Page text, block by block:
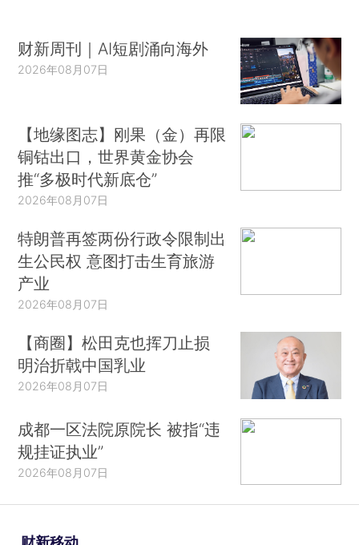
财新周刊｜AI短剧涌向海外
2026年08月07日
【地缘图志】刚果（金）再限
铜钴出口，世界黄金协会
推“多极时代新底仓”
2026年08月07日
特朗普再签两份行政令限制出
生公民权 意图打击生育旅游
产业
2026年08月07日
【商圈】松田克也挥刀止损
明治折戟中国乳业
2026年08月07日
成都一区法院原院长 被指“违
规挂证执业”
2026年08月07日